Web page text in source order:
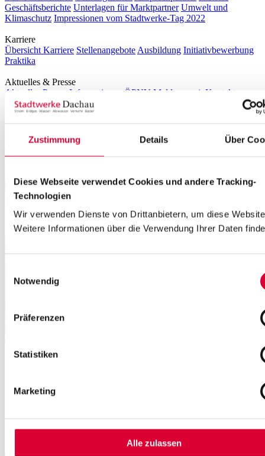
Zustimmung Details Über
Diese Webseite verwendet Cookies und andere Tracking-
Technologien
Wir verwenden Dienste von Drittanbietern, um diese
Weitere Informationen über die Verwendung Ihrer Daten
Notwendig
Präferenzen
Statistiken
Marketing
Alle zulassen
Geschäftsberichte Unterlagen für Marktpartner Umwelt und
Klimaschutz Impressionen vom Stadtwerke-Tag 2022
Karriere
Übersicht Karriere Stellenangebote Ausbildung Initiativbewerbung
Praktika
Aktuelles & Presse
Aktuelles
Presse-Informationen ÖPNV-Meldungen
inKontakt
Magazin
Login
Aktuelles
Startseite
ÖPNV: Schneller und öfter durch den Landkreis